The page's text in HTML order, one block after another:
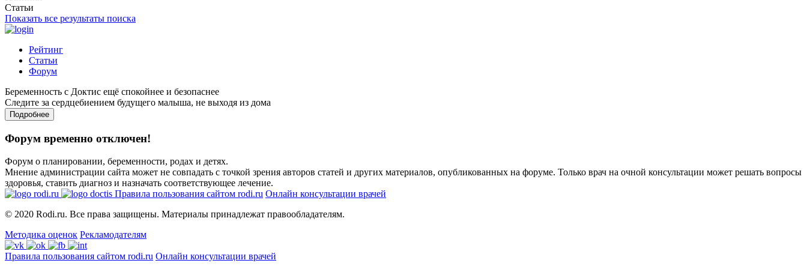
Статьи
Показать все результаты поиска
Рейтинг
Статьи
Форум
Беременность с Доктис ещё спокойнее и безопаснее
Следите за сердцебиением будущего малыша, не выходя из дома
Подробнее
Форум временно отключен!
Форум о планировании, беременности, родах и детях.
Мнение администрации сайта может не совпадать с точкой зрения авторов статей и других материалов, опубликованных на форуме. Только врач на очной консультации может решать вопросы
здоровья, ставить диагноз и назначать соответствующее лечение.
Правила пользования сайтом rodi.ru Онлайн консультации врачей
© 2020 Rodi.ru. Все права защищены. Материалы принадлежат правообладателям.
Методика оценок Рекламодателям
Правила пользования сайтом rodi.ru Онлайн консультации врачей